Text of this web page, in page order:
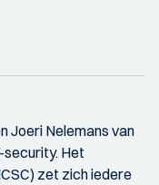
Joeri Nelemans van
security. Het
zet zich iedere